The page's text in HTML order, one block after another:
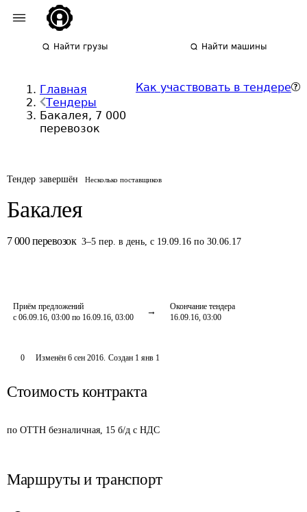
Найти грузы Найти машины
Главная
Тендеры
Бакалея, 7 000
перевозок
Как участвовать в тендере
Тендер завершён Несколько поставщиков
Бакалея
7 000 перевозок 3–5 пер. в день,с 19.09.16 по 30.06.17
Приём предложений
с 06.09.16, 03:00 по 16.09.16, 03:00
Окончание тендера
16.09.16, 03:00
0 Изменён 6 сен 2016. Создан 1 янв 1
Стоимость контракта
по ОТТН безналичная, 15 б/д с НДС
Маршруты и транспорт